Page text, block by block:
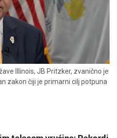
Illinois, JB Pritzker, zvanično je
zakon čiji je primarni cilj potpuna